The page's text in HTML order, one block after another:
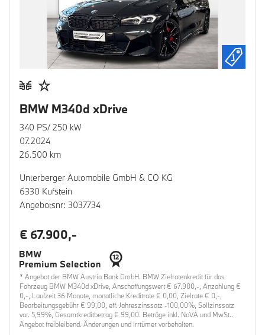
BMW M340d xDrive
340 PS/ 250 kW
07.2024
26.500 km
Unterberger Automobile GmbH & CO KG
6330 Kufstein
Angebotsnr: 3037734
€ 67.900,-
* Angebot der BMW Austria Bank GmbH. BMW Zielratenkredit für das
Fahrzeug BMW M340d xDrive, Anschaffungswert € 67.900,-, Anzahlung €
0,-, Laufzeit 36 Monate, monatliche Kreditrate € 0,00, Zielrate € 0,-,
Bearbeitungsgebühr € 99,00, eff. Jahreszinssatz -100,00%, Sollzinssatz
var. 5,99%, Gesamtkreditbetrag € 99,00. Beträge inkl. NoVA und MwSt..
Angebot freibleibend. Änderungen und Irrtümer vorbehalten.